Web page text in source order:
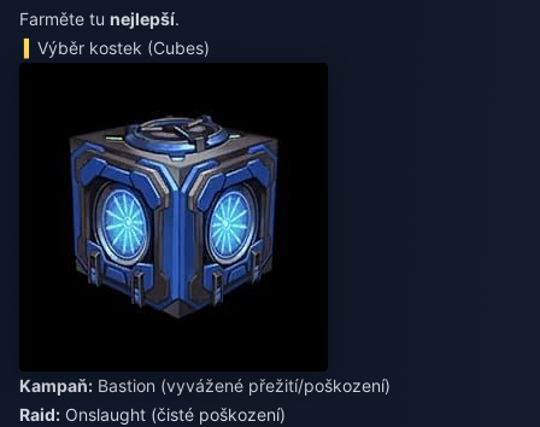
Farměte tu nejlepší.
Výběr kostek (Cubes)
Kampaň: Bastion (vyvážené přežití/poškození)
Raid: Onslaught (čisté poškození)